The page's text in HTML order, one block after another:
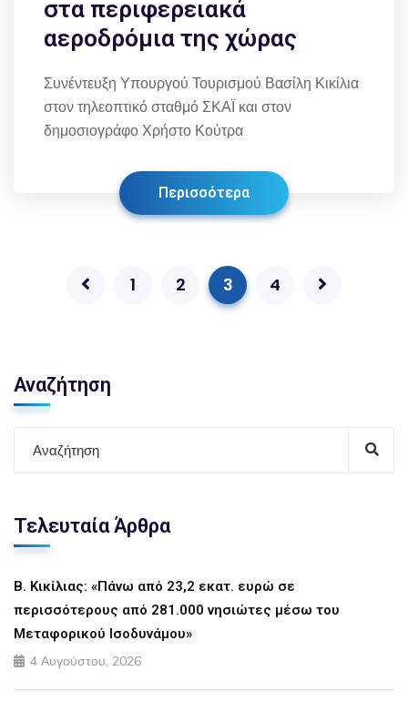
στα περιφερειακά
αεροδρόμια της χώρας
Συνέντευξη Υπουργού Τουρισμού Βασίλη Κικίλια
στον τηλεοπτικό σταθμό ΣΚΑΪ και στον
δημοσιογράφο Χρήστο Κούτρα
Περισσότερα
1 2 3 4
Αναζήτηση
Τελευταία Άρθρα
Β. Κικίλιας: «Πάνω από 23,2 εκατ. ευρώ σε
περισσότερους από 281.000 νησιώτες μέσω του
Μεταφορικού Ισοδυνάμου»
4 Αυγούστου, 2026